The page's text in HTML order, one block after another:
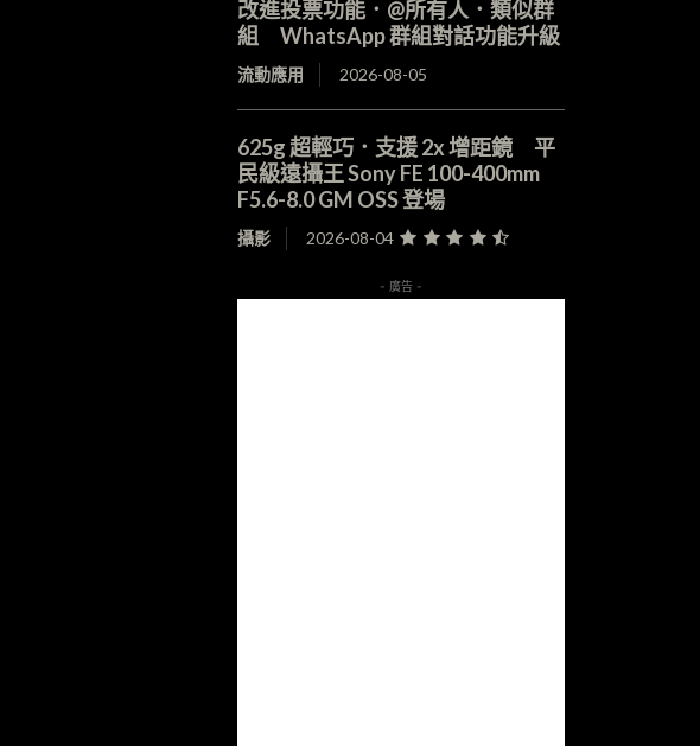
改進投票功能．@所有人．類似群
組 WhatsApp 群組對話功能升級
流動應用 2026-08-05
625g 超輕巧．支援 2x 增距鏡 平
民級遠攝王 Sony FE 100-400mm
F5.6-8.0 GM OSS 登場
攝影 2026-08-04
- 廣告 -